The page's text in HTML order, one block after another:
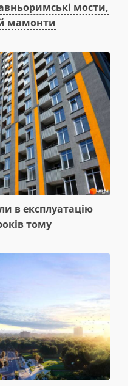
мости,
й мамонти
в експлуатацію
тому